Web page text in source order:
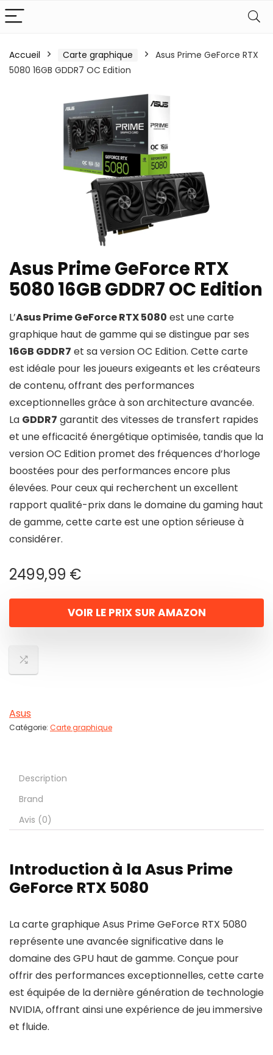
Accueil Carte graphique
Asus Prime GeForce RTX
5080 16GB GDDR7 OC Edition
Asus Prime GeForce RTX
5080 16GB GDDR7 OC Edition
L’Asus Prime GeForce RTX 5080 est une carte
graphique haut de gamme qui se distingue par ses
16GB GDDR7 et sa version OC Edition. Cette carte
est idéale pour les joueurs exigeants et les créateurs
de contenu, offrant des performances
exceptionnelles grâce à son architecture avancée.
La GDDR7 garantit des vitesses de transfert rapides
et une efficacité énergétique optimisée, tandis que la
version OC Edition promet des fréquences d’horloge
boostées pour des performances encore plus
élevées. Pour ceux qui recherchent un excellent
rapport qualité-prix dans le domaine du gaming haut
de gamme, cette carte est une option sérieuse à
considérer.
2499,99 €
VOIR LE PRIX SUR AMAZON
Asus
Catégorie: Carte graphique
Description
Brand
Avis (0)
Introduction à la Asus Prime
GeForce RTX 5080
La carte graphique Asus Prime GeForce RTX 5080
représente une avancée significative dans le
domaine des GPU haut de gamme. Conçue pour
offrir des performances exceptionnelles, cette carte
est équipée de la dernière génération de technologie
NVIDIA, offrant ainsi une expérience de jeu immersive
et fluide.